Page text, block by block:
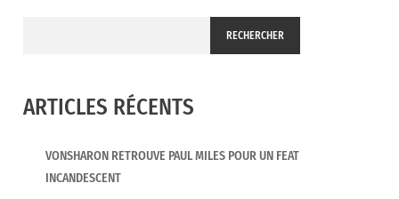
RECHERCHER
ARTICLES RÉCENTS
VONSHARON RETROUVE PAUL MILES POUR UN FEAT
INCANDESCENT